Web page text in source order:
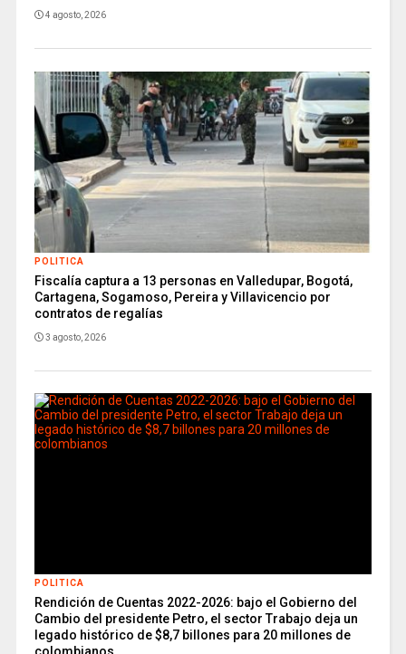
4 agosto, 2026
POLITICA
Fiscalía captura a 13 personas en Valledupar, Bogotá,
Cartagena, Sogamoso, Pereira y Villavicencio por
contratos de regalías
3 agosto, 2026
POLITICA
Rendición de Cuentas 2022-2026: bajo el Gobierno del
Cambio del presidente Petro, el sector Trabajo deja un
legado histórico de $8,7 billones para 20 millones de
colombianos